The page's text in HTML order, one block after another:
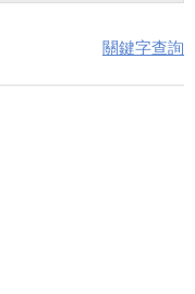
關鍵字查詢